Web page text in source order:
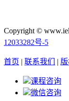
Copyright ©
12033282号-5
首页 | 联系我们 |
课程咨询
微信咨询